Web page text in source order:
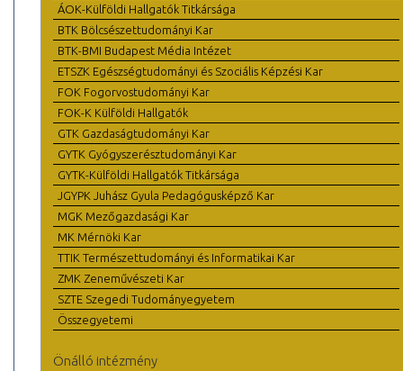
ÁOK-Külföldi Hallgatók Titkársága
BTK Bölcsészettudományi Kar
BTK-BMI Budapest Média Intézet
ETSZK Egészségtudományi és Szociális Képzési Kar
FOK Fogorvostudományi Kar
FOK-K Külföldi Hallgatók
GTK Gazdaságtudományi Kar
GYTK Gyógyszerésztudományi Kar
GYTK-Külföldi Hallgatók Titkársága
JGYPK Juhász Gyula Pedagógusképző Kar
MGK Mezőgazdasági Kar
MK Mérnöki Kar
TTIK Természettudományi és Informatikai Kar
ZMK Zeneművészeti Kar
SZTE Szegedi Tudományegyetem
Összegyetemi
Önálló intézmény